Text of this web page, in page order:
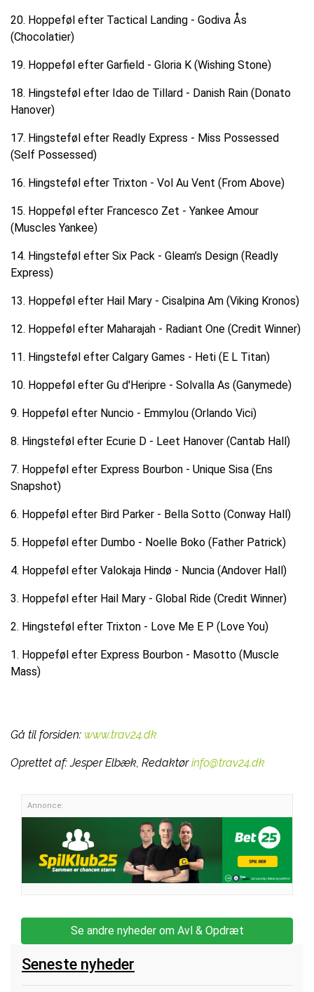
20. Hoppeføl efter Tactical Landing - Godiva Ås
(Chocolatier)
19. Hoppeføl efter Garfield - Gloria K (Wishing Stone)
18. Hingsteføl efter Idao de Tillard - Danish Rain (Donato
Hanover)
17. Hingsteføl efter Readly Express - Miss Possessed
(Self Possessed)
16. Hingsteføl efter Trixton - Vol Au Vent (From Above)
15. Hoppeføl efter Francesco Zet - Yankee Amour
(Muscles Yankee)
14. Hingsteføl efter Six Pack - Gleam’s Design (Readly
Express)
13. Hoppeføl efter Hail Mary - Cisalpina Am (Viking Kronos)
12. Hoppeføl efter Maharajah - Radiant One (Credit Winner)
11. Hingsteføl efter Calgary Games - Heti (E L Titan)
10. Hoppeføl efter Gu d'Heripre - Solvalla As (Ganymede)
9. Hoppeføl efter Nuncio - Emmylou (Orlando Vici)
8. Hingsteføl efter Ecurie D - Leet Hanover (Cantab Hall)
7. Hoppeføl efter Express Bourbon - Unique Sisa (Ens
Snapshot)
6. Hoppeføl efter Bird Parker - Bella Sotto (Conway Hall)
5. Hoppeføl efter Dumbo - Noelle Boko (Father Patrick)
4. Hoppeføl efter Valokaja Hindø - Nuncia (Andover Hall)
3. Hoppeføl efter Hail Mary - Global Ride (Credit Winner)
2. Hingsteføl efter Trixton - Love Me E P (Love You)
1. Hoppeføl efter Express Bourbon - Masotto (Muscle
Mass)
Gå til forsiden: www.trav24.dk
Oprettet af:Jesper Elbæk, Redaktør info@trav24.dk
Annonce:
Se andre nyheder om Avl & Opdræt
Seneste nyheder